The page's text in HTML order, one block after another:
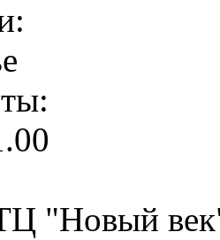
"Новый